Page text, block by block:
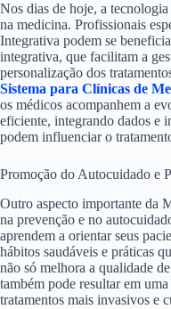
Nos dias de hoje, a
na medicina. Profissionais
Integrativa podem se
integrativa, que facilitam a
personalização dos
Sistema para Clínicas de
os médicos acompanhem a
eficiente, integrando dados e
podem influenciar o
Promoção do Autocuidado e
Outro aspecto importante da
na prevenção e no
aprendem a orientar seus
hábitos saudáveis e práticas
não só melhora a qualidade
também pode resultar em
tratamentos mais invasivos e